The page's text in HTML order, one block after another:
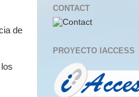
de
CONTACT
PROYECTO IACCESS